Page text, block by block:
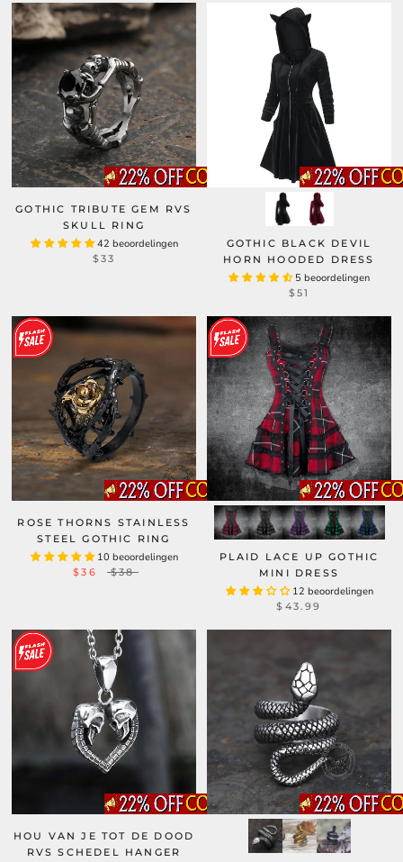
GOTHIC TRIBUTE GEM RVS
SKULL RING
42 beoordelingen
$33
GOTHIC BLACK DEVIL
HORN HOODED DRESS
5 beoordelingen
$51
ROSE THORNS STAINLESS
STEEL GOTHIC RING
10 beoordelingen
$36 $38
PLAID LACE UP GOTHIC
MINI DRESS
12 beoordelingen
$43.99
HOU VAN JE TOT DE DOOD
RVS SCHEDEL HANGER